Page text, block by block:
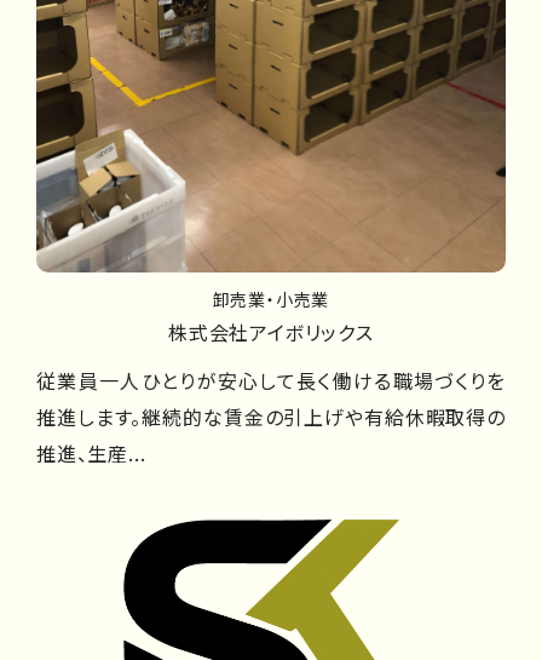
卸売業・小売業
株式会社アイボリックス
従業員一人ひとりが安心して長く働ける職場づくりを
推進します。継続的な賃金の引上げや有給休暇取得の
推進、生産...